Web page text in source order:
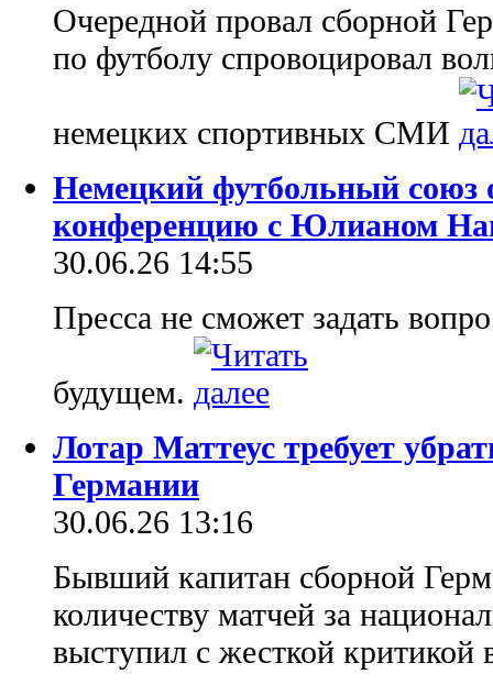
Очередной провал сборной
по футболу спровоцировал
немецких спортивных СМИ
Немецкий футбольный союз
конференцию с Юлианом
30.06.26 14:55
Пресса не сможет задать
будущем.
Лотар Маттеус требует
Германии
30.06.26 13:16
Бывший капитан сборной
количеству матчей за
выступил с жесткой критикой